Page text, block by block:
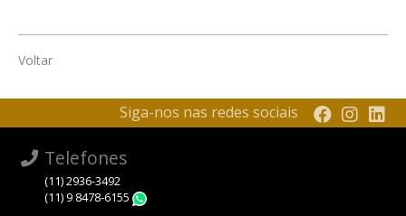
Voltar
Siga-nos nas redes sociais
Telefones
(11) 2936-3492
(11) 9 8478-6155